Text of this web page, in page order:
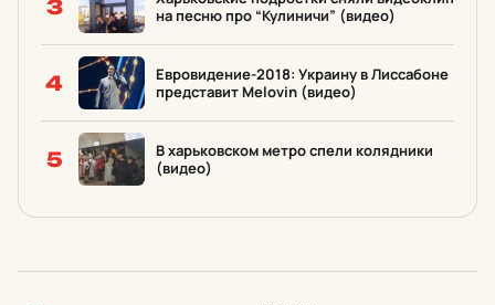
3
на песню про “Кулиничи” (видео)
4
Евровидение-2018: Украину в Лиссабоне
представит Melovin (видео)
5
В харьковском метро спели колядники
(видео)